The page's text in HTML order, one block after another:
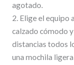
agotado.
2. Elige el equipo
calzado cómodo
distancias todos
una mochila